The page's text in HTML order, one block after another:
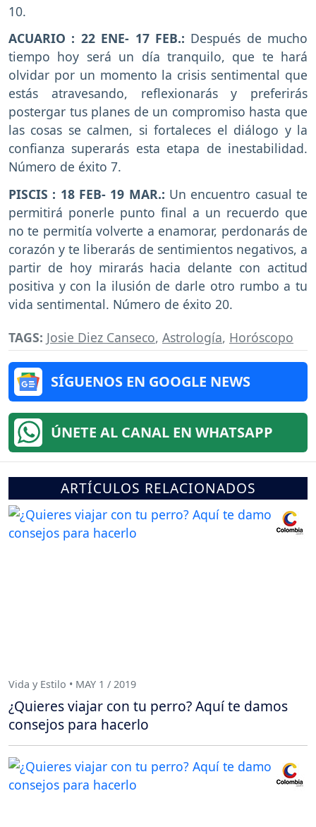
10.
ACUARIO : 22 ENE- 17 FEB.: Después de mucho
tiempo hoy será un día tranquilo, que te hará
olvidar por un momento la crisis sentimental que
estás atravesando, reflexionarás y preferirás
postergar tus planes de un compromiso hasta que
las cosas se calmen, si fortaleces el diálogo y la
confianza superarás esta etapa de inestabilidad.
Número de éxito 7.
PISCIS : 18 FEB- 19 MAR.: Un encuentro casual te
permitirá ponerle punto final a un recuerdo que
no te permitía volverte a enamorar, perdonarás de
corazón y te liberarás de sentimientos negativos, a
partir de hoy mirarás hacia delante con actitud
positiva y con la ilusión de darle otro rumbo a tu
vida sentimental. Número de éxito 20.
TAGS: Josie Diez Canseco, Astrología, Horóscopo
SÍGUENOS EN GOOGLE NEWS
ÚNETE AL CANAL EN WHATSAPP
ARTÍCULOS RELACIONADOS
Vida y Estilo • MAY 1 / 2019
¿Quieres viajar con tu perro? Aquí te damos
consejos para hacerlo